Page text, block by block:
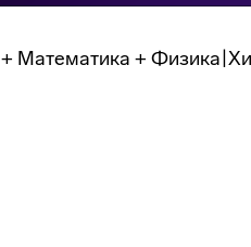
+ Математика +